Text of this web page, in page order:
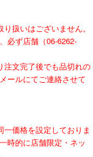
扱いはございません。
必ず店舗（06-6262-
注文完了後でも品切れの
ールにてご連絡させて
価格を設定しておりま
時的に店舗限定・ネッ